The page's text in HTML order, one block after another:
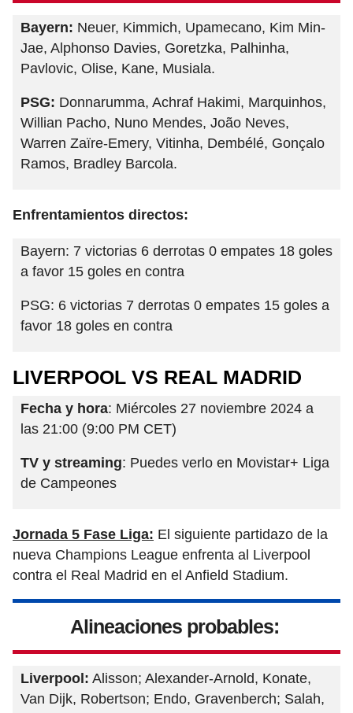
Bayern: Neuer, Kimmich, Upamecano, Kim Min-
Jae, Alphonso Davies, Goretzka, Palhinha,
Pavlovic, Olise, Kane, Musiala.
PSG: Donnarumma, Achraf Hakimi, Marquinhos,
Willian Pacho, Nuno Mendes, João Neves,
Warren Zaïre-Emery, Vitinha, Dembélé, Gonçalo
Ramos, Bradley Barcola.
Enfrentamientos directos:
Bayern: 7 victorias 6 derrotas 0 empates 18 goles
a favor 15 goles en contra
PSG: 6 victorias 7 derrotas 0 empates 15 goles a
favor 18 goles en contra
LIVERPOOL VS REAL MADRID
Fecha y hora: Miércoles 27 noviembre 2024 a
las 21:00 (9:00 PM CET)
TV y streaming: Puedes verlo en Movistar+ Liga
de Campeones
Jornada 5 Fase Liga: El siguiente partidazo de la
nueva Champions League enfrenta al Liverpool
contra el Real Madrid en el Anfield Stadium.
Alineaciones probables:
Liverpool: Alisson; Alexander-Arnold, Konate,
Van Dijk, Robertson; Endo, Gravenberch; Salah,